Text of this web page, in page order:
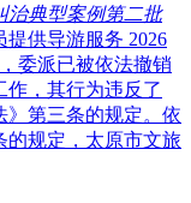
治典型案例第二批
供导游服务 2026
委派已被依法撤销
作，其行为违反了
》第三条的规定。依
的规定，太原市文旅